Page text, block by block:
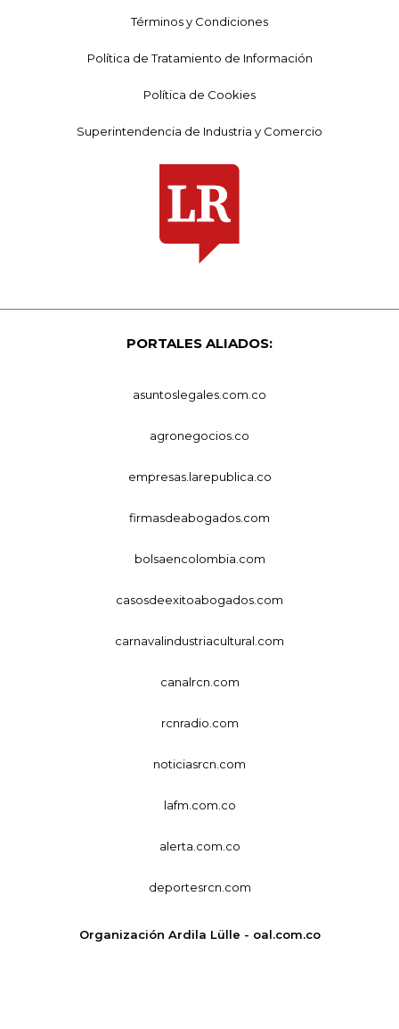
Términos y Condiciones
Política de Tratamiento de Información
Política de Cookies
Superintendencia de Industria y Comercio
PORTALES ALIADOS:
asuntoslegales.com.co
agronegocios.co
empresas.larepublica.co
firmasdeabogados.com
bolsaencolombia.com
casosdeexitoabogados.com
carnavalindustriacultural.com
canalrcn.com
rcnradio.com
noticiasrcn.com
lafm.com.co
alerta.com.co
deportesrcn.com
Organización Ardila Lülle - oal.com.co